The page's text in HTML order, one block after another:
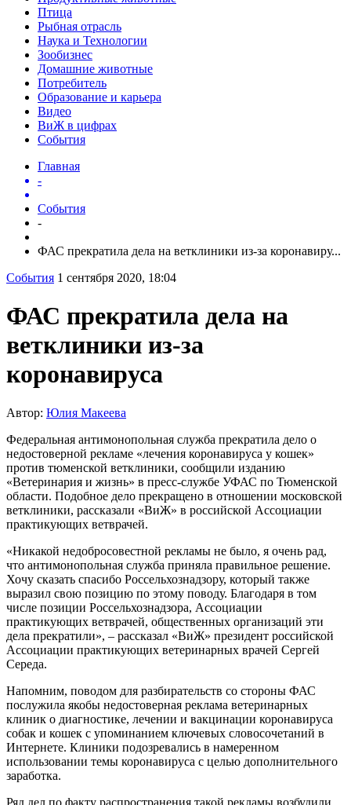
Птица
Рыбная отрасль
Наука и Технологии
Зообизнес
Домашние животные
Потребитель
Образование и карьера
Видео
ВиЖ в цифрах
События
Главная
-
События
-
ФАС прекратила дела на ветклиники из-за коронавиру...
События 1 сентября 2020, 18:04
ФАС прекратила дела на
ветклиники из-за
коронавируса
Автор: Юлия Макеева
Федеральная антимонопольная служба прекратила дело о
недостоверной рекламе «лечения коронавируса у кошек»
против тюменской ветклиники, сообщили изданию
«Ветеринария и жизнь» в пресс-службе УФАС по Тюменской
области. Подобное дело прекращено в отношении московской
ветклиники, рассказали «ВиЖ» в российской Ассоциации
практикующих ветврачей.
«Никакой недобросовестной рекламы не было, я очень рад,
что антимонопольная служба приняла правильное решение.
Хочу сказать спасибо Россельхознадзору, который также
выразил свою позицию по этому поводу. Благодаря в том
числе позиции Россельхознадзора, Ассоциации
практикующих ветврачей, общественных организаций эти
дела прекратили», – рассказал «ВиЖ» президент российской
Ассоциации практикующих ветеринарных врачей Сергей
Середа.
Напомним, поводом для разбирательств со стороны ФАС
послужила якобы недостоверная реклама ветеринарных
клиник о диагностике, лечении и вакцинации коронавируса
собак и кошек с упоминанием ключевых словосочетаний в
Интернете. Клиники подозревались в намеренном
использовании темы коронавируса с целью дополнительного
заработка.
Ряд дел по факту распространения такой рекламы возбудили